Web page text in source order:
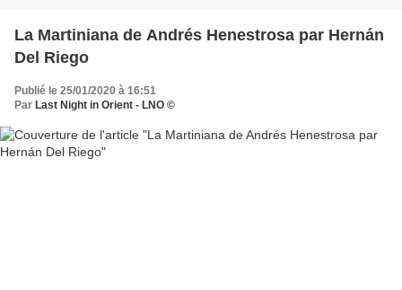
La Martiniana de Andrés Henestrosa par Hernán
Del Riego
Publié le 25/01/2020 à 16:51
Par Last Night in Orient - LNO ©